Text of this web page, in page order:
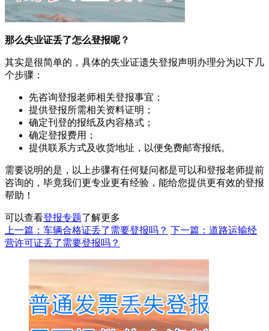
那么失业证丢了怎么登报呢？
其实是很简单的，具体的失业证遗失登报声明办理分为以下几
个步骤：
先咨询登报老师相关登报事宜；
提供登报所需相关资料证明；
确定刊登的报纸及内容格式；
确定登报费用；
提供联系方式及收货地址，以便免费邮寄报纸。
需要说明的是，以上步骤有任何疑问都是可以和登报老师提前
咨询的，毕竟我们更专业更有经验，能给您提供更有效的登报
帮助！
可以查看登报专题了解更多
上一篇：车辆合格证丢了需要登报吗？ 下一篇：道路运输经
营许可证丢了需要登报吗？